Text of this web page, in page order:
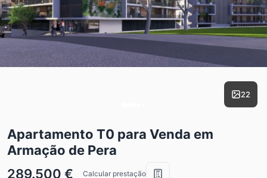
22
Apartamento T0 para Venda em
Armação de Pera
289.500 €
Calcular prestação